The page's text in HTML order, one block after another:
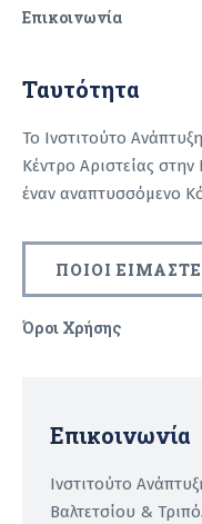
Επικοινωνία
Ταυτότητα
Το Ινστιτούτο
Κέντρο Αριστείας
έναν αναπτυσσόμενο
ΠΟΙΟΙ ΕΙΜΑΣΤΕ
Όροι Χρήσης
Επικοινωνία
Ινστιτούτο
Βαλτετσίου &